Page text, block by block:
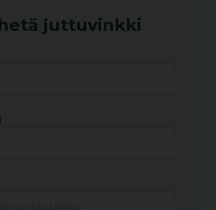
juttuvinkki